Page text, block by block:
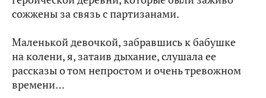
сожжены за связь с партизанами.
Маленькой девочкой, забравшись к бабушке
на колени, я, затаив дыхание, слушала ее
рассказы о том непростом и очень тревожном
времени…